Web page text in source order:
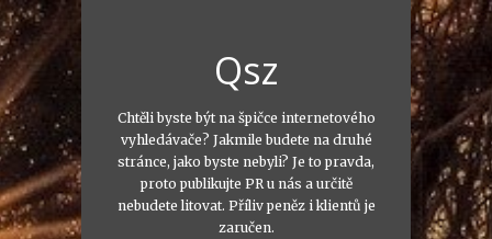
Qsz
Chtěli byste být na špičce internetového
vyhledávače? Jakmile budete na druhé
stránce, jako byste nebyli? Je to pravda,
proto publikujte PR u nás a určitě
nebudete litovat. Příliv peněz i klientů je
zaručen.